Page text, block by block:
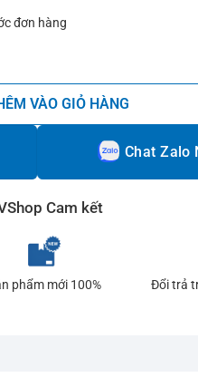
đơn hàng
VÀO GIỎ HÀNG
Chat Zalo
Cam kết
phẩm mới 100% Đổi trả